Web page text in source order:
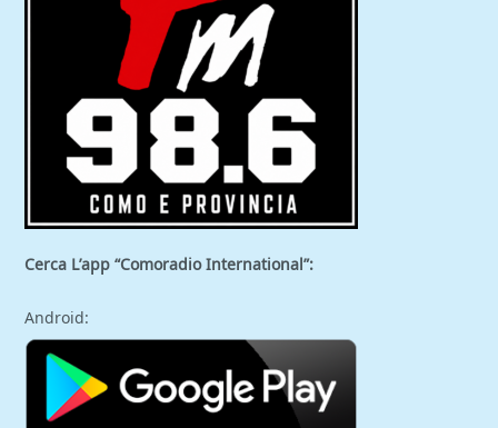
Cerca L’app “Comoradio International”:
Android: